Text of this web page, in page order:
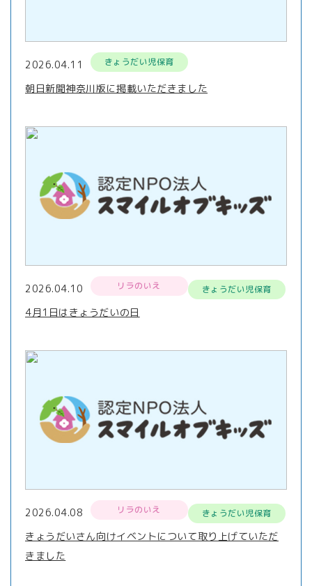
2026.04.11 きょうだい児保育
朝日新聞神奈川版に掲載いただきました
2026.04.10 リラのいえ きょうだい児保育
4月1日はきょうだいの日
2026.04.08 リラのいえ きょうだい児保育
きょうだいさん向けイベントについて取り上げていただ
きました